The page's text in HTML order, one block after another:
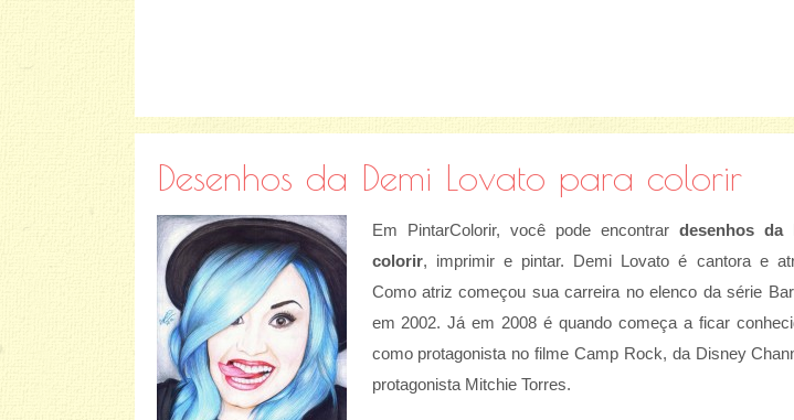
Desenhos da Demi Lovato para colorir
Em PintarColorir, você pode encontrar desenhos da
colorir, imprimir e pintar. Demi Lovato é cantora e
Como atriz começou sua carreira no elenco da série
em 2002. Já em 2008 é quando começa a ficar
como protagonista no filme Camp Rock, da Disney
protagonista Mitchie Torres.